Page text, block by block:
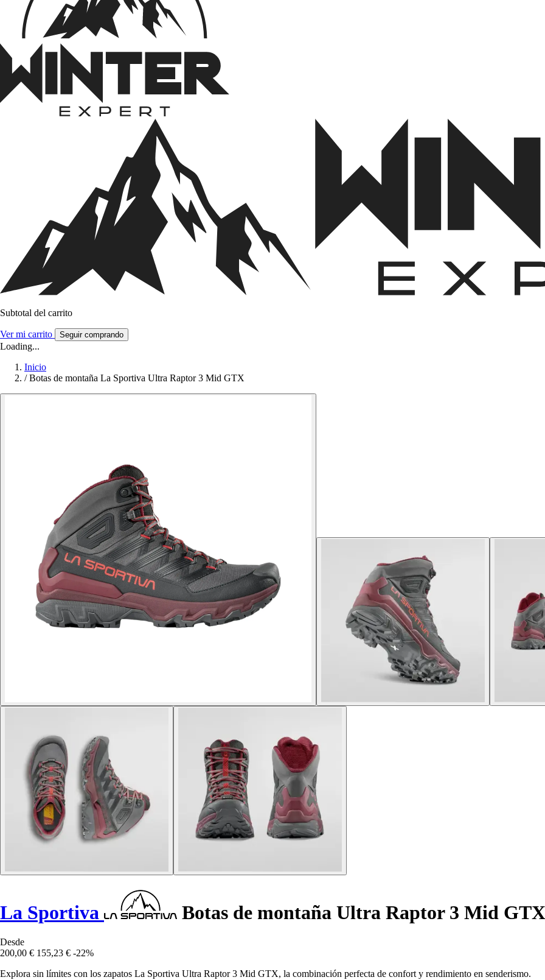
Subtotal del carrito
Ver mi carrito Seguir comprando
Loading...
Inicio
/ Botas de montaña La Sportiva Ultra Raptor 3 Mid GTX
La Sportiva Botas de montaña Ultra Raptor 3 Mid GTX
Desde
200,00 € 155,23 € -22%
Explora sin límites con los zapatos La Sportiva Ultra Raptor 3 Mid GTX, la combinación perfecta de confort y rendimiento en senderismo.